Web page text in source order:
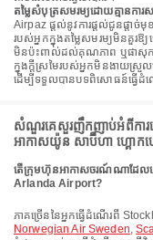
តម្លៃសំបុត្រសមរម្យដោយគ្មានកា
Airpaz ផ្តល់នូវការផ្តល់ជូនផ្តា
របស់អ្នកក្នុងតម្លៃសមរម្យមិនគួរឱ្
មិនប៉ះពាល់ដល់គុណភាព ឬផាសុកភ
ក្នុងក្តីស្រមៃរបស់អ្នកមិនងាយស្
ដើម្បីទទួលបានបទពិសោធន៍ធ្វើដំ
សំណួរគេសួរញឹកញាប់អំពីការ
អាកាសយ៉ូន សាប៊ីហា ហ្គោក
តើក្រុមហ៊ុនអាកាសចរណ៍ណាដែល
Arlanda Airport?
ភាគច្រើននៃអ្នកធ្វើដំណើរពី
Norwegian Air Sweden,